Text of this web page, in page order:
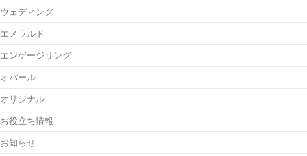
ウェディング
エメラルド
エンゲージリング
オパール
オリジナル
お役立ち情報
お知らせ